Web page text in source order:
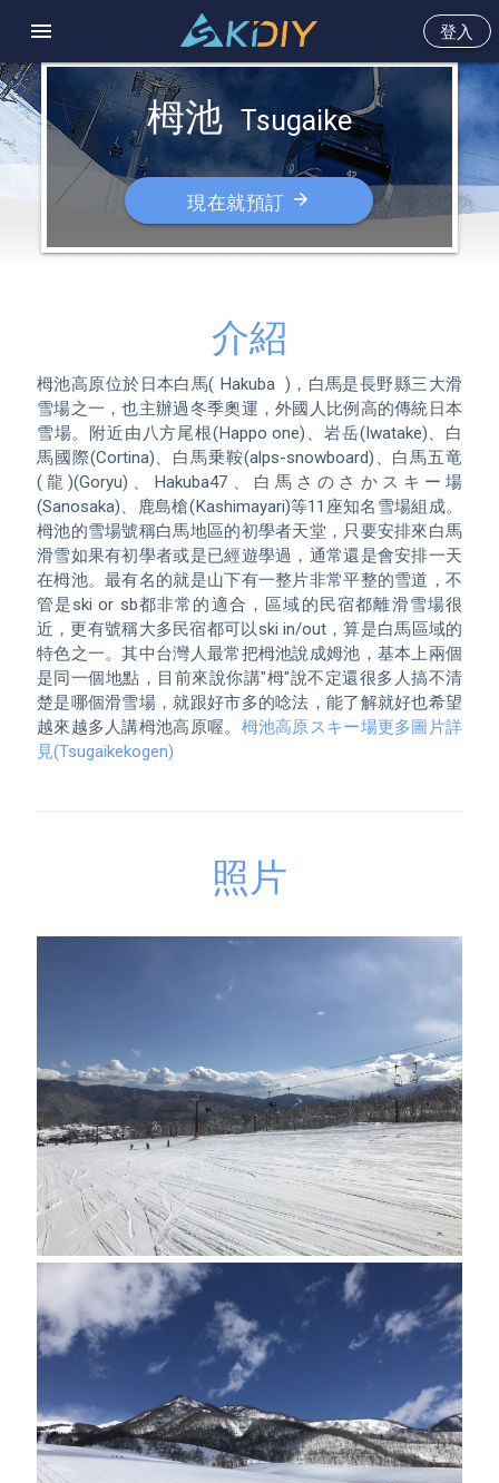
menu 登入
栂池 Tsugaike
現在就預訂 arrow_forward
介紹
栂池高原位於日本白馬( Hakuba  )，白馬是長野縣三大滑
雪場之一，也主辦過冬季奧運，外國人比例高的傳統日本
雪場。附近由八方尾根(Happo one)、岩岳(Iwatake)、白
馬國際(Cortina)、白馬乗鞍(alps-snowboard)、白馬五竜
(龍)(Goryu)、Hakuba47、白馬さのさかスキー場
(Sanosaka)、鹿島槍(Kashimayari)等11座知名雪場組成。
栂池的雪場號稱白馬地區的初學者天堂，只要安排來白馬
滑雪如果有初學者或是已經遊學過，通常還是會安排一天
在栂池。最有名的就是山下有一整片非常平整的雪道，不
管是ski or sb都非常的適合，區域的民宿都離滑雪場很
近，更有號稱大多民宿都可以ski in/out，算是白馬區域的
特色之一。其中台灣人最常把栂池說成姆池，基本上兩個
是同一個地點，目前來說你講"栂"說不定還很多人搞不清
楚是哪個滑雪場，就跟好市多的唸法，能了解就好也希望
越來越多人講栂池高原喔。 栂池高原スキー場更多圖片詳
見(Tsugaikekogen)
照片